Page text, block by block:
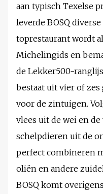
aan typisch Texelse
leverde BOSQ
toprestaurant wordt
Michelingids en
de Lekker500-
bestaat uit vier of
voor de zintuigen.
vlees uit de wei en de
schelpdieren uit de
perfect combineren
oliën en andere
BOSQ komt